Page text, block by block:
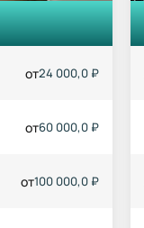
от24 000,0 ₽
от60 000,0 ₽
от100 000,0 ₽